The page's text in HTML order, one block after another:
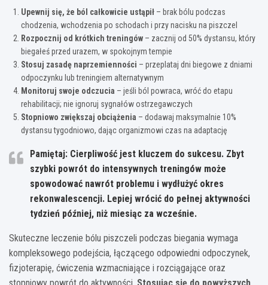
Upewnij się, że ból całkowicie ustąpił – brak bólu podczas
chodzenia, wchodzenia po schodach i przy nacisku na piszczel
Rozpocznij od krótkich treningów – zacznij od 50% dystansu, który
biegałeś przed urazem, w spokojnym tempie
Stosuj zasadę naprzemienności – przeplataj dni biegowe z dniami
odpoczynku lub treningiem alternatywnym
Monitoruj swoje odczucia – jeśli ból powraca, wróć do etapu
rehabilitacji; nie ignoruj sygnałów ostrzegawczych
Stopniowo zwiększaj obciążenia – dodawaj maksymalnie 10%
dystansu tygodniowo, dając organizmowi czas na adaptację
Pamiętaj: Cierpliwość jest kluczem do sukcesu. Zbyt
szybki powrót do intensywnych treningów może
spowodować nawrót problemu i wydłużyć okres
rekonwalescencji. Lepiej wrócić do pełnej aktywności
tydzień później, niż miesiąc za wcześnie.
Skuteczne leczenie bólu piszczeli podczas biegania wymaga
kompleksowego podejścia, łączącego odpowiedni odpoczynek,
fizjoterapię, ćwiczenia wzmacniające i rozciągające oraz